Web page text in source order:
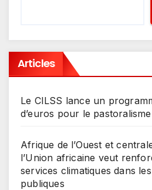
Articles
Le CILSS lance un
d’euros pour le pastoralisme
Afrique de l’Ouest et
l’Union africaine veut
services climatiques dans
publiques